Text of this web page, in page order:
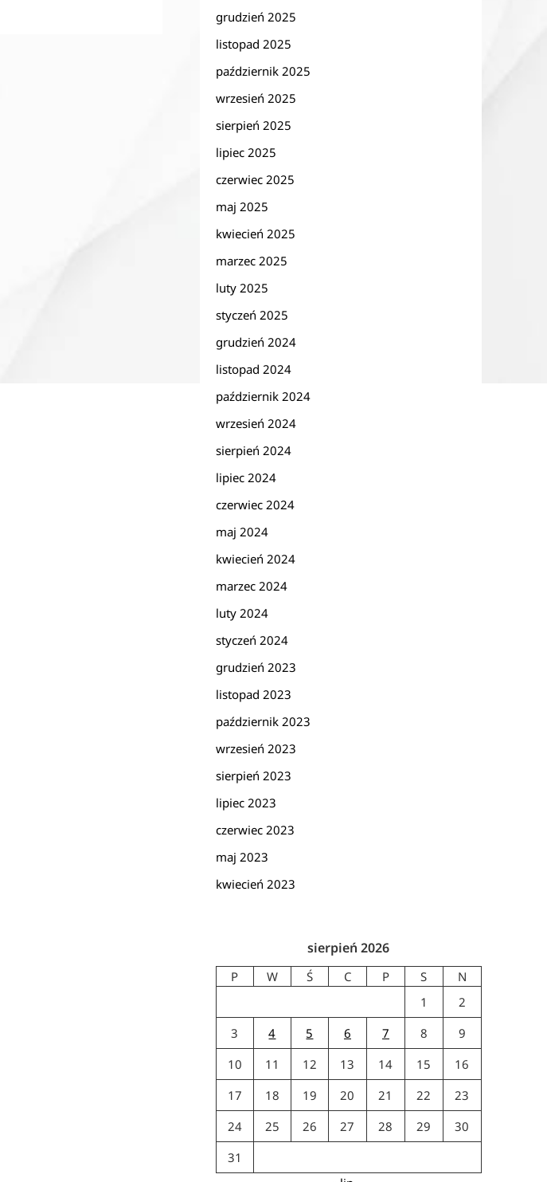
grudzień 2025
listopad 2025
październik 2025
wrzesień 2025
sierpień 2025
lipiec 2025
czerwiec 2025
maj 2025
kwiecień 2025
marzec 2025
luty 2025
styczeń 2025
grudzień 2024
listopad 2024
październik 2024
wrzesień 2024
sierpień 2024
lipiec 2024
czerwiec 2024
maj 2024
kwiecień 2024
marzec 2024
luty 2024
styczeń 2024
grudzień 2023
listopad 2023
październik 2023
wrzesień 2023
sierpień 2023
lipiec 2023
czerwiec 2023
maj 2023
kwiecień 2023
sierpień 2026
P W Ś C P S
N
1
2
3
4 5 6 7 8
9
10
11 12 13 14 15
16
17
18 19 20 21 22
23
24
25 26 27 28 29
30
31